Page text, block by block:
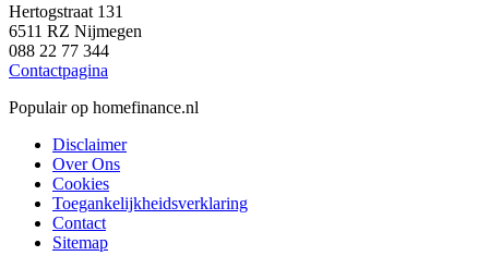
Hertogstraat 131
6511 RZ Nijmegen
088 22 77 344
Contactpagina
Populair op homefinance.nl
Disclaimer
Over Ons
Cookies
Toegankelijkheidsverklaring
Contact
Sitemap